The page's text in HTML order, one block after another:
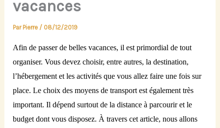
vacances
Par Pierre / 08/12/2019
Afin de passer de belles vacances, il est primordial de tout
organiser. Vous devez choisir, entre autres, la destination,
l’hébergement et les activités que vous allez faire une fois sur
place. Le choix des moyens de transport est également très
important. Il dépend surtout de la distance à parcourir et le
budget dont vous disposez. À travers cet article, nous allons